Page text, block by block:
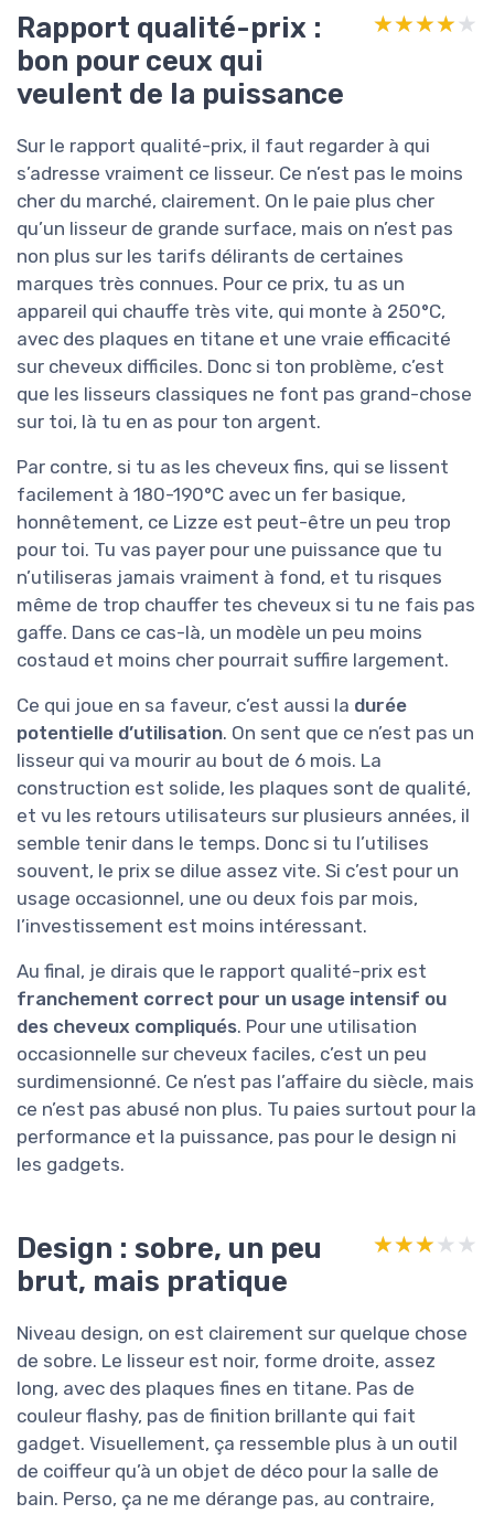
Rapport qualité-prix :
bon pour ceux qui
veulent de la puissance
★★★★★
★★★★★
Sur le rapport qualité-prix, il faut regarder à qui
s’adresse vraiment ce lisseur. Ce n’est pas le moins
cher du marché, clairement. On le paie plus cher
qu’un lisseur de grande surface, mais on n’est pas
non plus sur les tarifs délirants de certaines
marques très connues. Pour ce prix, tu as un
appareil qui chauffe très vite, qui monte à 250°C,
avec des plaques en titane et une vraie efficacité
sur cheveux difficiles. Donc si ton problème, c’est
que les lisseurs classiques ne font pas grand-chose
sur toi, là tu en as pour ton argent.
Par contre, si tu as les cheveux fins, qui se lissent
facilement à 180-190°C avec un fer basique,
honnêtement, ce Lizze est peut-être un peu trop
pour toi. Tu vas payer pour une puissance que tu
n’utiliseras jamais vraiment à fond, et tu risques
même de trop chauffer tes cheveux si tu ne fais pas
gaffe. Dans ce cas-là, un modèle un peu moins
costaud et moins cher pourrait suffire largement.
Ce qui joue en sa faveur, c’est aussi la durée
potentielle d’utilisation. On sent que ce n’est pas un
lisseur qui va mourir au bout de 6 mois. La
construction est solide, les plaques sont de qualité,
et vu les retours utilisateurs sur plusieurs années, il
semble tenir dans le temps. Donc si tu l’utilises
souvent, le prix se dilue assez vite. Si c’est pour un
usage occasionnel, une ou deux fois par mois,
l’investissement est moins intéressant.
Au final, je dirais que le rapport qualité-prix est
franchement correct pour un usage intensif ou
des cheveux compliqués. Pour une utilisation
occasionnelle sur cheveux faciles, c’est un peu
surdimensionné. Ce n’est pas l’affaire du siècle, mais
ce n’est pas abusé non plus. Tu paies surtout pour la
performance et la puissance, pas pour le design ni
les gadgets.
Design : sobre, un peu
brut, mais pratique
★★★★★
★★★★★
Niveau design, on est clairement sur quelque chose
de sobre. Le lisseur est noir, forme droite, assez
long, avec des plaques fines en titane. Pas de
couleur flashy, pas de finition brillante qui fait
gadget. Visuellement, ça ressemble plus à un outil
de coiffeur qu’à un objet de déco pour la salle de
bain. Perso, ça ne me dérange pas, au contraire,